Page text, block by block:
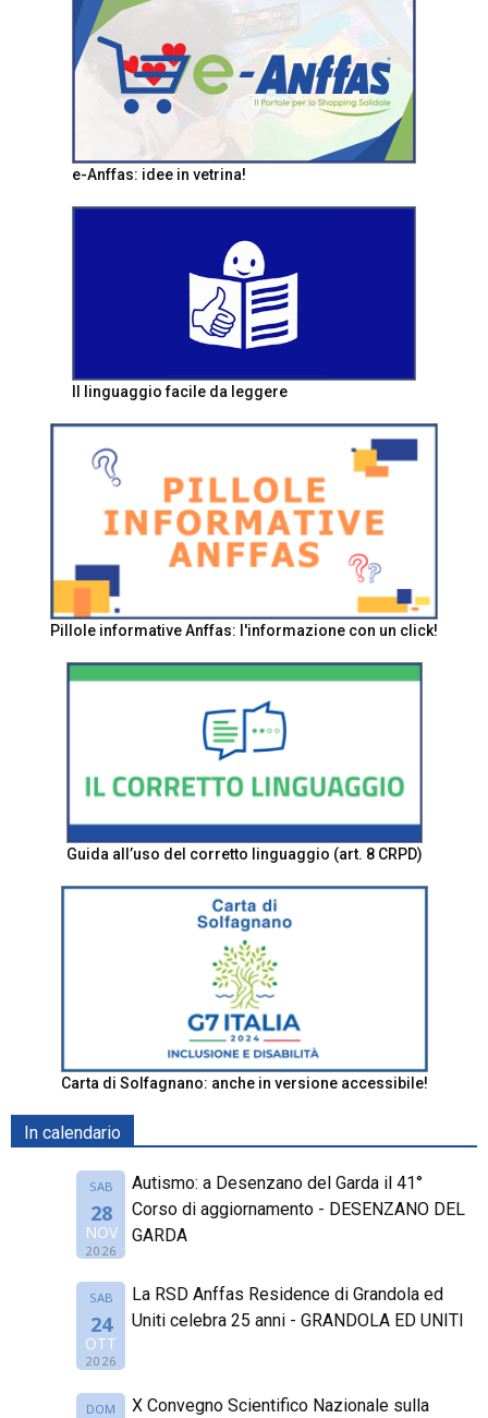
e-Anffas: idee in vetrina!
Il linguaggio facile da leggere
Pillole informative Anffas: l'informazione con un click!
Guida all’uso del corretto linguaggio (art. 8 CRPD)
Carta di Solfagnano: anche in versione accessibile!
In calendario
SAB
28
NOV
2026
Autismo: a Desenzano del Garda il 41°
Corso di aggiornamento - DESENZANO DEL
GARDA
SAB
24
OTT
2026
La RSD Anffas Residence di Grandola ed
Uniti celebra 25 anni - GRANDOLA ED UNITI
DOM
X Convegno Scientifico Nazionale sulla